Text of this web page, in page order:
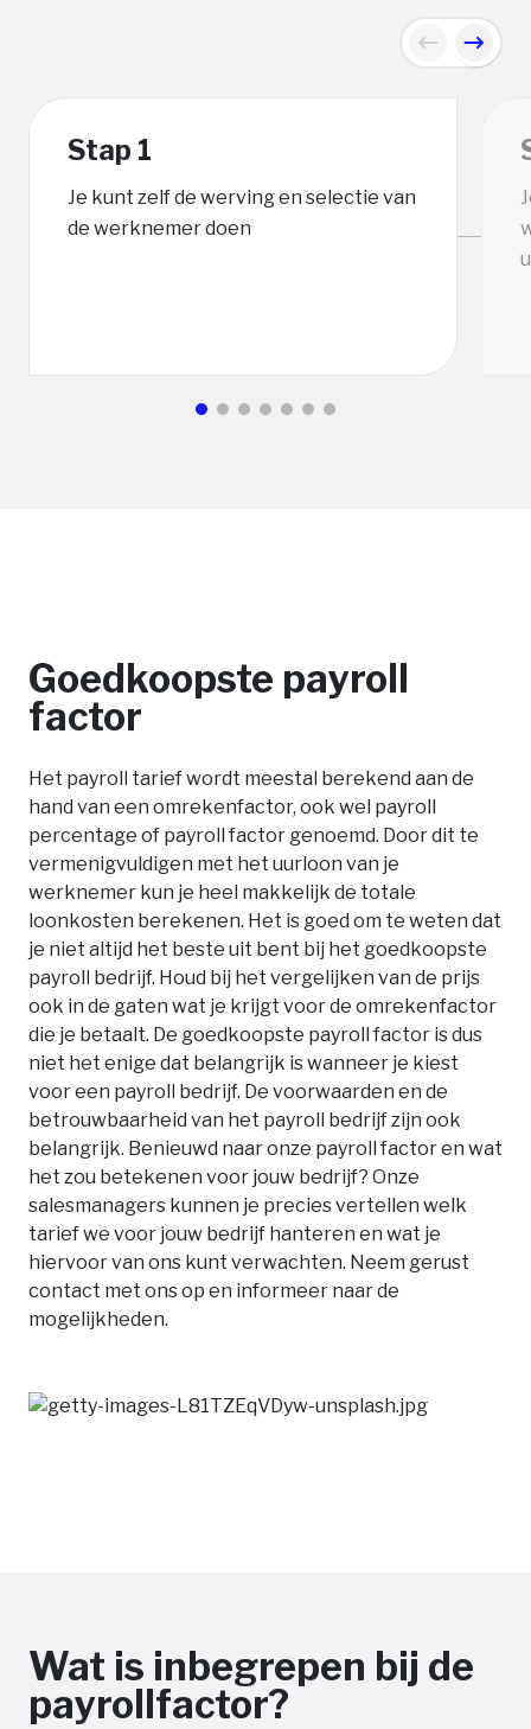
Previous
Next
Stap 1
Je kunt zelf de werving en selectie van
de werknemer doen
Goedkoopste payroll
factor
Het payroll tarief wordt meestal berekend aan de
hand van een omrekenfactor, ook wel payroll
percentage of payroll factor genoemd. Door dit te
vermenigvuldigen met het uurloon van je
werknemer kun je heel makkelijk de totale
loonkosten berekenen. Het is goed om te weten dat
je niet altijd het beste uit bent bij het goedkoopste
payroll bedrijf. Houd bij het vergelijken van de prijs
ook in de gaten wat je krijgt voor de omrekenfactor
die je betaalt. De goedkoopste payroll factor is dus
niet het enige dat belangrijk is wanneer je kiest
voor een payroll bedrijf. De voorwaarden en de
betrouwbaarheid van het payroll bedrijf zijn ook
belangrijk. Benieuwd naar onze payroll factor en wat
het zou betekenen voor jouw bedrijf? Onze
salesmanagers kunnen je precies vertellen welk
tarief we voor jouw bedrijf hanteren en wat je
hiervoor van ons kunt verwachten. Neem gerust
contact met ons op en informeer naar de
mogelijkheden.
Wat is inbegrepen bij de
payrollfactor?